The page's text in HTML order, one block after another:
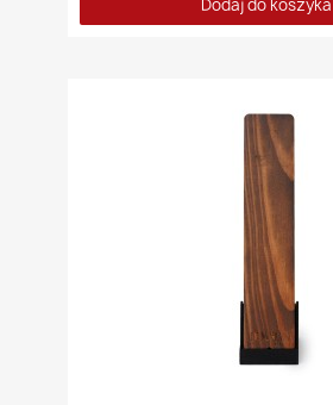
Dodaj do koszyka